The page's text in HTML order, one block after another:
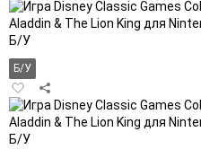
Б/У
Добавить
в
избранное